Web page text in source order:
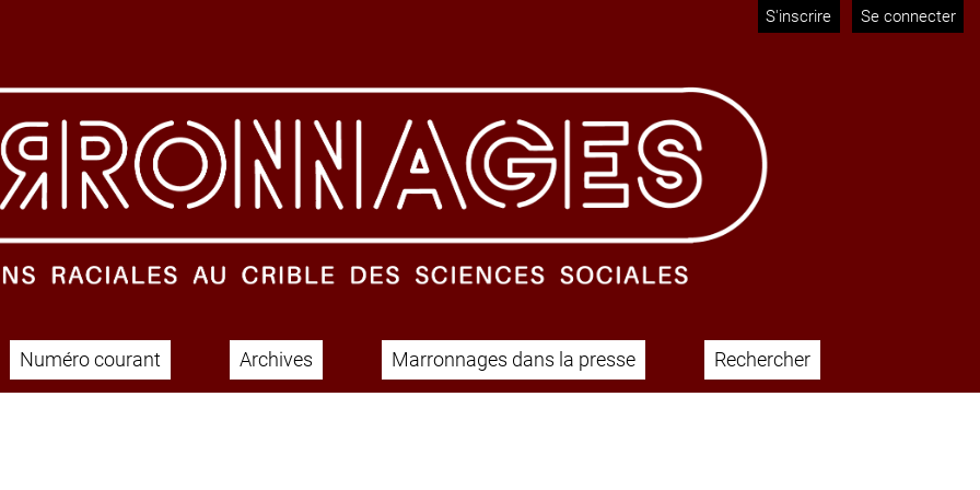
S'inscrire Se connecter
Numéro courant Archives Marronnages dans la presse Rechercher